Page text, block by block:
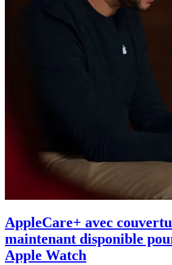
AppleCare+ avec
maintenant disponible
Apple Watch